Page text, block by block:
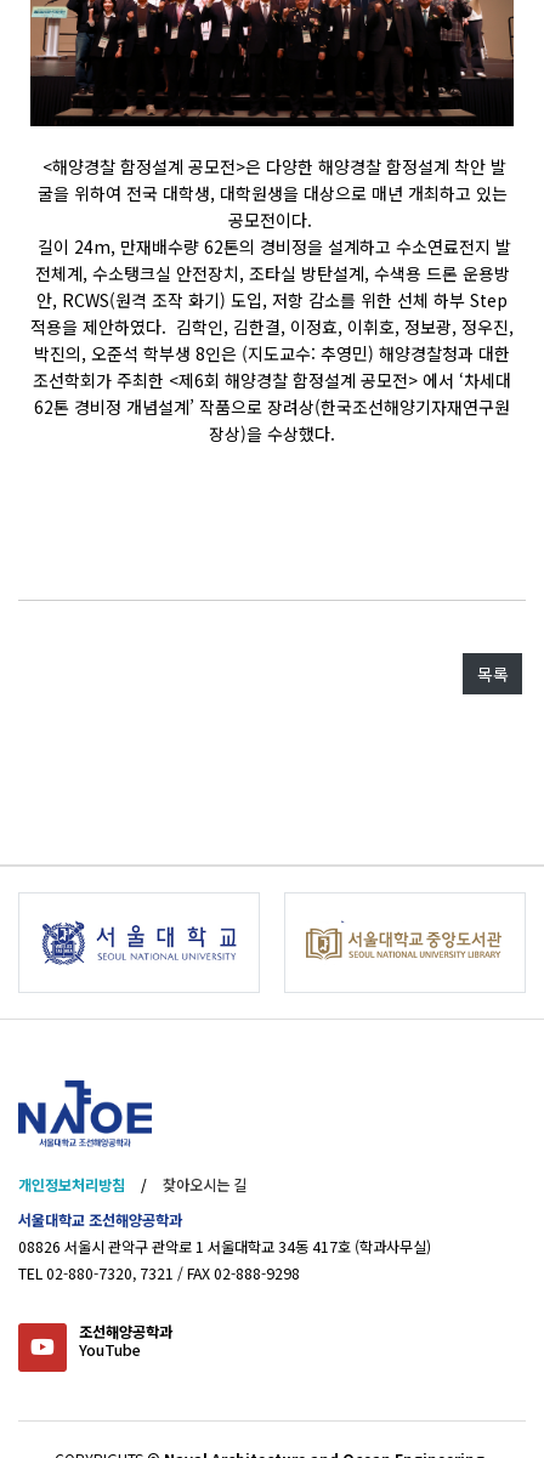
<해양경찰 함정설계 공모전>은 다양한 해양경찰 함정설계 착안 발
굴을 위하여 전국 대학생, 대학원생을 대상으로 매년 개최하고 있는
공모전이다.
길이 24m, 만재배수량 62톤의 경비정을 설계하고 수소연료전지 발
전체계, 수소탱크실 안전장치, 조타실 방탄설계, 수색용 드론 운용방
안, RCWS(원격 조작 화기) 도입, 저항 감소를 위한 선체 하부 Step
적용을 제안하였다. 김학인, 김한결, 이정효, 이휘호, 정보광, 정우진,
박진의, 오준석 학부생 8인은 (지도교수: 추영민) 해양경찰청과 대한
조선학회가 주최한 <제6회 해양경찰 함정설계 공모전> 에서 ‘차세대
62톤 경비정 개념설계’ 작품으로 장려상(한국조선해양기자재연구원
장상)을 수상했다.
목록
개인정보처리방침 /
찾아오시는 길
서울대학교 조선해양공학과
08826 서울시 관악구 관악로 1 서울대학교 34동 417호 (학과사무실)
TEL 02-880-7320, 7321 / FAX 02-888-9298
조선해양공학과
YouTube